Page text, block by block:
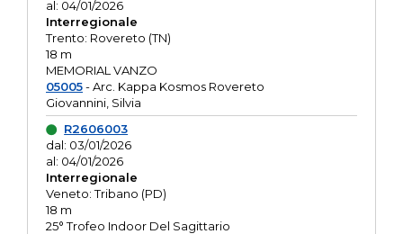
al: 04/01/2026
Interregionale
Trento: Rovereto (TN)
18 m
MEMORIAL VANZO
05005- Arc. Kappa Kosmos Rovereto
Giovannini, Silvia
R2606003
dal: 03/01/2026
al: 04/01/2026
Interregionale
Veneto: Tribano (PD)
18 m
25° Trofeo Indoor Del Sagittario